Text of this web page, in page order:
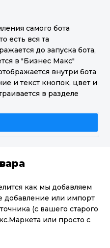
самого бота
есть вся та
до запуска бота,
в "Бизнес Макс"
внутри бота
и текст кнопок, цвет и
в разделе
как мы добавляем
добавление или импорт
(с вашего старого
или просто с